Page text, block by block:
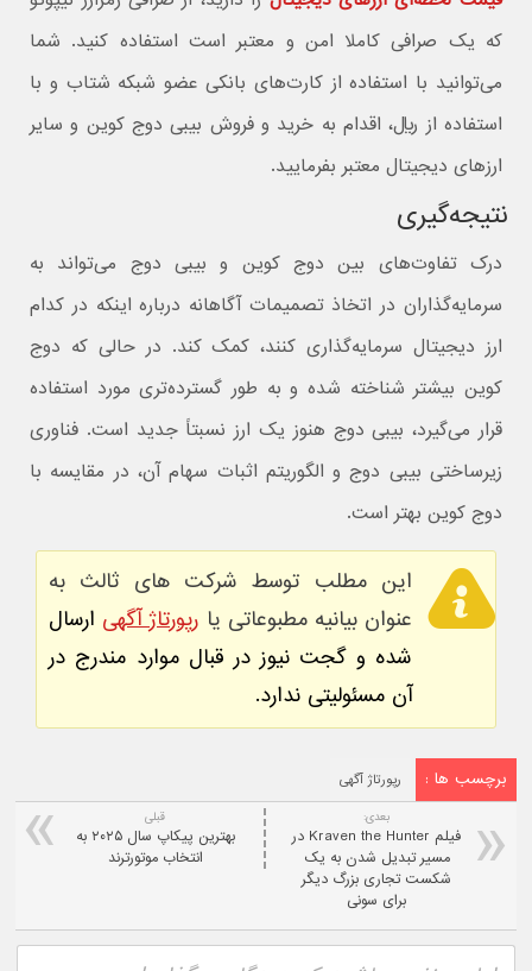
که یک صرافی کاملا امن و معتبر است استفاده کنید. شما
می‌توانید با استفاده از کارت‌های بانکی عضو شبکه شتاب و با
استفاده از ریال، اقدام به خرید و فروش بیبی دوج کوین و سایر
ارزهای دیجیتال معتبر بفرمایید.
نتیجه‌گیری
درک تفاوت‌های بین دوج کوین و بیبی دوج می‌تواند به
سرمایه‌گذاران در اتخاذ تصمیمات آگاهانه درباره اینکه در کدام
ارز دیجیتال سرمایه‌گذاری کنند، کمک کند. در حالی که دوج
کوین بیشتر شناخته شده و به طور گسترده‌تری مورد استفاده
قرار می‌گیرد، بیبی دوج هنوز یک ارز نسبتاً جدید است. فناوری
زیرساختی بیبی دوج و الگوریتم اثبات سهام آن، در مقایسه با
دوج کوین بهتر است.
این مطلب توسط شرکت های ثالث به
عنوان بیانیه مطبوعاتی یا رپورتاژ آگهی ارسال
شده و گجت نیوز در قبال موارد مندرج در
آن مسئولیتی ندارد.
برچسب ها : رپورتاژ آگهی
قبلی
بهترین پیکاپ سال ۲۰۲۵ به
انتخاب موتورترند
بعدی:
فیلم Kraven the Hunter در
مسیر تبدیل شدن به یک
شکست تجاری بزرگ دیگر
برای سونی